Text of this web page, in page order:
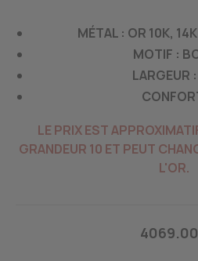
MÉTAL : OR 10K,
MOTIF :
LARGEUR
LE PRIX EST
GRANDEUR 10 ET PEUT
L'OR.